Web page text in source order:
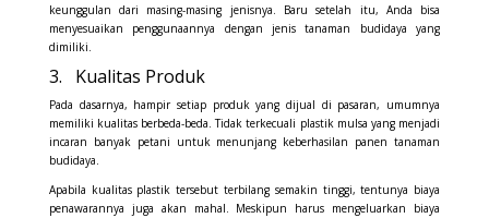
keunggulan dari masing-masing jenisnya. Baru setelah itu, Anda bisa
menyesuaikan penggunaannya dengan jenis tanaman budidaya yang
dimiliki.
3. Kualitas Produk
Pada dasarnya, hampir setiap produk yang dijual di pasaran, umumnya
memiliki kualitas berbeda-beda. Tidak terkecuali plastik mulsa yang menjadi
incaran banyak petani untuk menunjang keberhasilan panen tanaman
budidaya.
Apabila kualitas plastik tersebut terbilang semakin tinggi, tentunya biaya
penawarannya juga akan mahal. Meskipun harus mengeluarkan biaya